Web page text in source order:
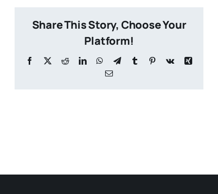
Share This Story, Choose Your
Platform!
Facebook
X RedditLinkedInWhatsApp
TelegramTumblr Pinterest
Vk
Xing
Email